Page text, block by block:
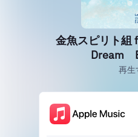
金魚スピリト組
Dream
再生